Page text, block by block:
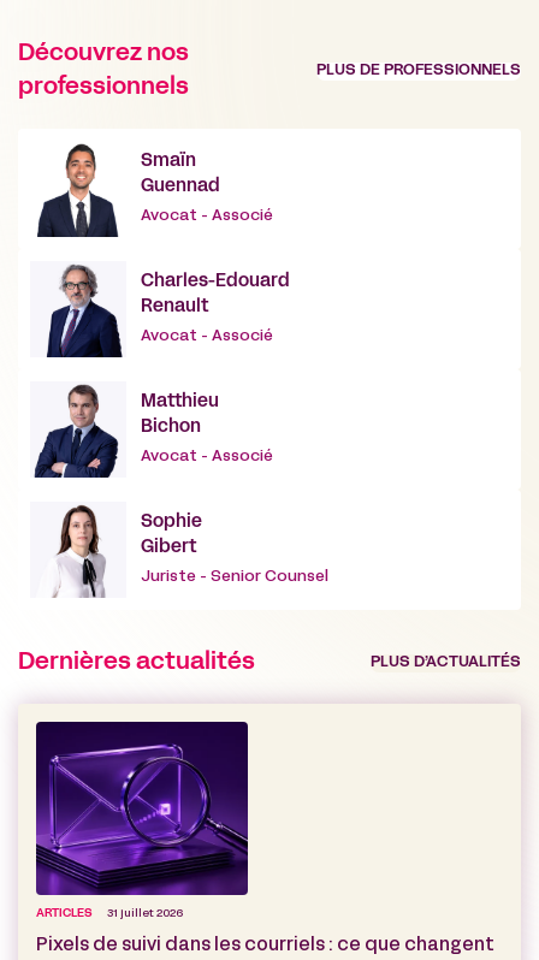
Découvrez nos
professionnels
PLUS DE PROFESSIONNELS
Smaïn
Guennad
Avocat - Associé
Charles-Edouard
Renault
Avocat - Associé
Matthieu
Bichon
Avocat - Associé
Sophie
Gibert
Juriste - Senior Counsel
Dernières actualités PLUS D’ACTUALITÉS
ARTICLES 31 juillet 2026
Pixels de suivi dans les courriels : ce que changent